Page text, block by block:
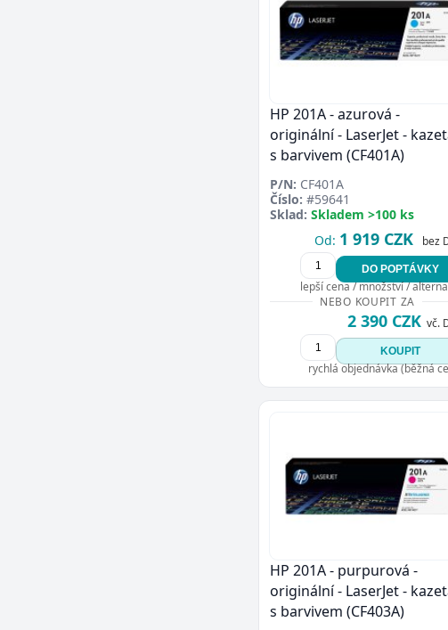
HP 201A - azurová -
originální - LaserJet -
s barvivem (CF401A)
P/N: CF401A
Číslo: #59641
Sklad: Skladem >100 ks
Od: 1 919 CZK bez
DO POPTÁVKY
lepší cena / množství /
NEBO KOUPIT ZA
2 390 CZK vč.
KOUPIT
rychlá objednávka (běžná
HP 201A - purpurová -
originální - LaserJet -
s barvivem (CF403A)